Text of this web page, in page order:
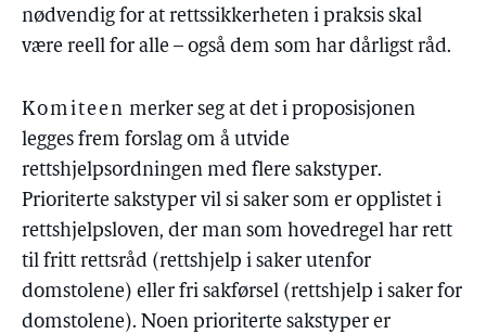
nødvendig for at rettssikkerheten i praksis skal
være reell for alle – også dem som har dårligst råd.
Komiteen merker seg at det i proposisjonen
legges frem forslag om å utvide
rettshjelpsordningen med flere sakstyper.
Prioriterte sakstyper vil si saker som er opplistet i
rettshjelpsloven, der man som hovedregel har rett
til fritt rettsråd (rettshjelp i saker utenfor
domstolene) eller fri sakførsel (rettshjelp i saker for
domstolene). Noen prioriterte sakstyper er